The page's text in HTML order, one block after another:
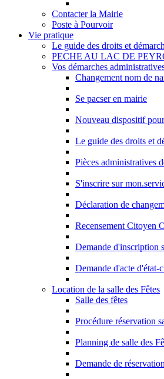
Contacter la Mairie
Poste à Pourvoir
Vie pratique
Le guide des droits et
PECHE AU LAC DE
Vos démarches
Changement nom de
Se pacser en mairie
Nouveau dispositif
Le guide des droits et
Pièces administratives
S'inscrire sur
Déclaration de
Recensement Citoyen
Demande d'inscription
Demande d'acte d'état-
Location de la salle des Fêtes
Salle des fêtes
Procédure réservation
Planning de salle des
Demande de